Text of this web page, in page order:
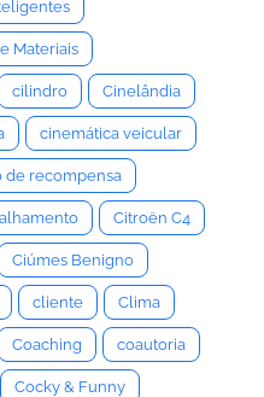
Materiais
cilindro Cinelândia
cinemática veicular
de recompensa
Citroën C4
Ciúmes Benigno
cliente Clima
Coaching coautoria
Cocky & Funny